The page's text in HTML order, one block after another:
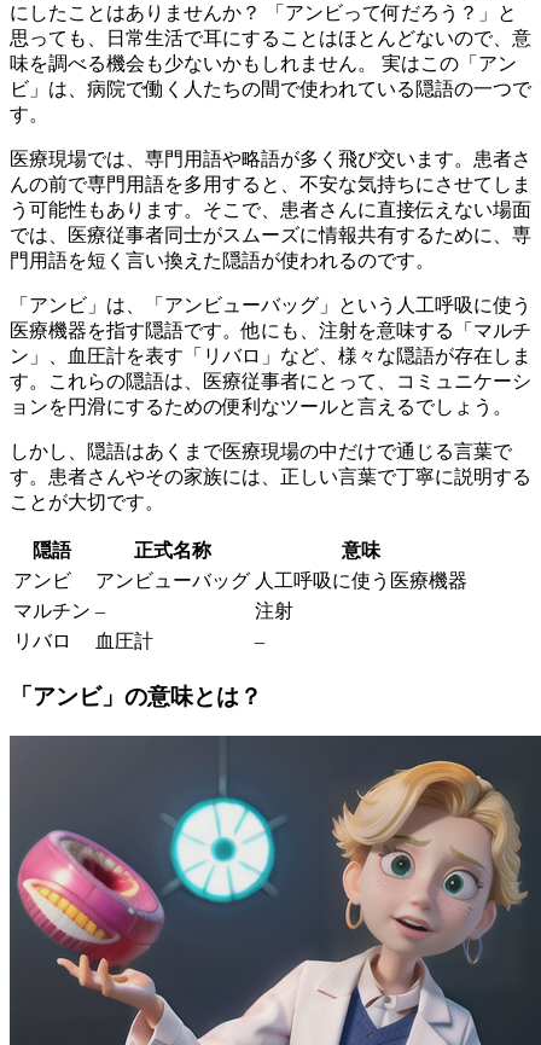
にしたことはありませんか？ 「アンビって何だろう？」と
思っても、日常生活で耳にすることはほとんどないので、意
味を調べる機会も少ないかもしれません。 実はこの「アン
ビ」は、病院で働く人たちの間で使われている隠語の一つで
す。
医療現場では、専門用語や略語が多く飛び交います。患者さ
んの前で専門用語を多用すると、不安な気持ちにさせてしま
う可能性もあります。そこで、患者さんに直接伝えない場面
では、
医療従事者同士がスムーズに情報共有するために、専
門用語を短く言い換えた隠語が使われるのです。
「アンビ」は、「アンビューバッグ」という人工呼吸に使う
医療機器を指す隠語です。他にも、注射を意味する「マルチ
ン」、血圧計を表す「リバロ」など、様々な隠語が存在しま
す。これらの隠語は、医療従事者にとって、
コミュニケーシ
ョンを円滑にするための便利なツールと言えるでしょう。
しかし、隠語はあくまで医療現場の中だけで通じる言葉で
す。患者さんやその家族には、正しい言葉で丁寧に説明する
ことが大切です。
隠語 正式名称
意味
アンビ
アンビューバッグ 人工呼吸に使う医療機器
マルチン –
注射
リバロ
血圧計 –
「アンビ」の意味とは？